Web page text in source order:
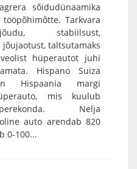
sõidudünaamika
Tarkvara
stabiilsust,
taltsutamaks
hüperautot juhi
Hispano Suiza
Hispaania margi
mis kuulub
Nelja
auto arendab 820
0-100...